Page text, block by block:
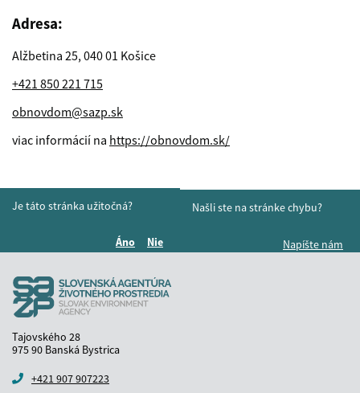
Adresa:
Alžbetina 25, 040 01 Košice
+421 850 221 715
obnovdom@sazp.sk
viac informácií na https://obnovdom.sk/
Je táto stránka užitočná?
Áno
Boli tieto informácie pre vás užitočné?
Nie
Boli tieto informácie pre vás užitočné?
Našli ste na stránke chybu?
Napíšte nám
Tajovského 28
975 90 Banská Bystrica
+421 907 907223